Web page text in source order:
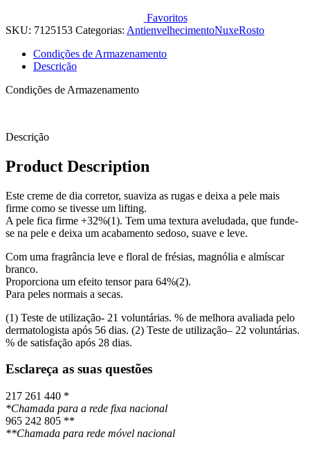
Efeito
Favoritos
SKU: 7125153 Categorias: AntienvelhecimentoNuxeRosto
Condições de Armazenamento
Descrição
Condições de Armazenamento
Descrição
Product Description
Este creme de dia corretor, suaviza as rugas e deixa a pele mais
firme como se tivesse um lifting.
A pele fica firme +32%(1). Tem uma textura aveludada, que funde-
se na pele e deixa um acabamento sedoso, suave e leve.
Com uma fragrância leve e floral de frésias, magnólia e almíscar
branco.
Proporciona um efeito tensor para 64%(2).
Para peles normais a secas.
(1) Teste de utilização- 21 voluntárias. % de melhora avaliada pelo
dermatologista após 56 dias. (2) Teste de utilização– 22 voluntárias.
% de satisfação após 28 dias.
Esclareça as suas questões
217 261 440 *
*Chamada para a rede fixa nacional
965 242 805 **
**Chamada para rede móvel nacional